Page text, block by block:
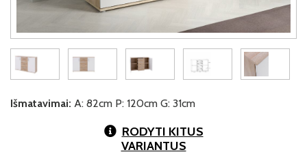
Išmatavimai: A: 82cm P: 120cm G: 31cm
RODYTI KITUS
VARIANTUS